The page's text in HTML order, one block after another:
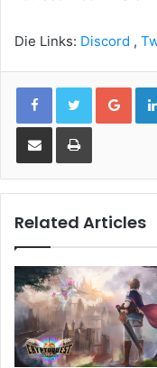
Die Links: Discord ,
Share via Email Print
Related Articles